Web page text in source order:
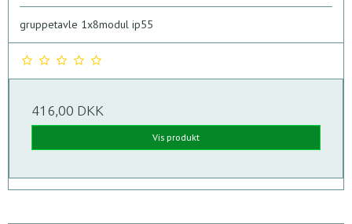
gruppetavle 1x8modul ip55
416,00 DKK
Vis produkt